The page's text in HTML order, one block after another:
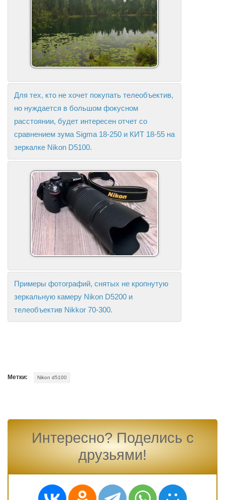
Для тех, кто не хочет покупать телеобъектив,
но нуждается в большом фокусном
расстоянии, будет интересен отчет со
сравнением зума Sigma 18-250 и КИТ 18-55 на
зеркалке Nikon D5100.
Примеры фотографий, снятых не кропнутую
зеркальную камеру Nikon D5200 и
телеобъектив Nikkor 70-300.
Метки: Nikon d5100
Интересно? Поделись с
друзьями!